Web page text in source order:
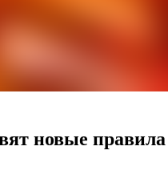
новые правила